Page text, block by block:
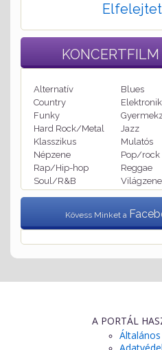
KONCERTFILM
Alternatív
Blues
Country
Funky
Hard Rock/Metal
Jazz
Klasszikus
Mulatós
Népzene
Pop/rock
Rap/Hip-hop
Reggae
Soul/R&B
Világzene
Kövess Minket a
A PORTÁL